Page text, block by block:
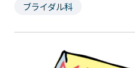
卒業生の紹介
キャンパスライフ
イベント・行事
ブライダル科